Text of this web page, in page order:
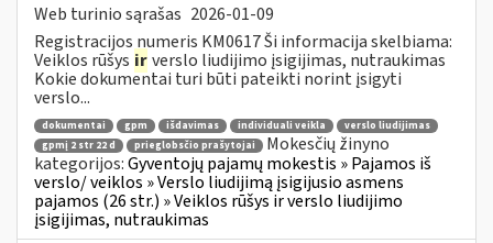
Web turinio sąrašas 2026-01-09
Registracijos numeris KM0617 Ši informacija skelbiama:
Veiklos rūšys irverslo liudijimo įsigijimas, nutraukimas
Kokie dokumentai turi būti pateikti norint įsigyti
verslo...
dokumentai gpm išdavimas individuali veikla
verslo liudijimas
gpmį 2 str 22 d
prieglobsčio prašytojai
Mokesčių žinyno
kategorijos:Gyventojų pajamų mokestis » Pajamos iš
verslo/ veiklos » Verslo liudijimą įsigijusio asmens
pajamos (26 str.) » Veiklos rūšys ir verslo liudijimo
įsigijimas, nutraukimas